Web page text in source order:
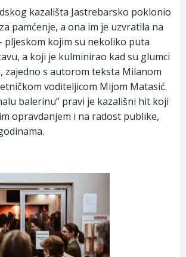
kazališta Jastrebarsko poklonio
pamćenje, a ona im je uzvratila na
pljeskom kojim su nekoliko puta
a koji je kulminirao kad su glumci
zajedno s autorom teksta Milanom
voditeljicom Mijom Matasić.
balerinu” pravi je kazališni hit koji
opravdanjem i na radost publike,